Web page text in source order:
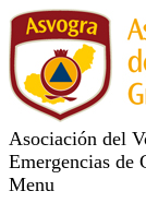
Asociación del
Emergencias de
Menu